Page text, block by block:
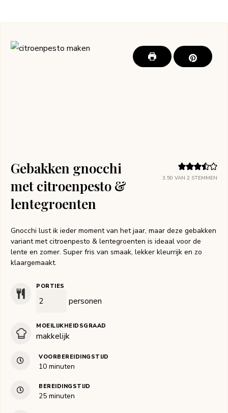
3.50 VAN 2 STEMMEN
Gebakken gnocchi
met citroenpesto &
lentegroenten
Gnocchi lust ik ieder moment van het jaar, maar deze gebakken
variant met citroenpesto & lentegroenten is ideaal voor de
lente en zomer. Super fris van smaak, lekker kleurrijk en zo
klaargemaakt.
PORTIES
personen
MOEILIJKHEIDSGRAAD
makkelijk
VOORBEREIDINGSTIJD
10minuten
minuten
BEREIDINGSTIJD
25minuten
minuten